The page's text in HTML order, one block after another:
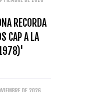
RECORDA
CAP A LA